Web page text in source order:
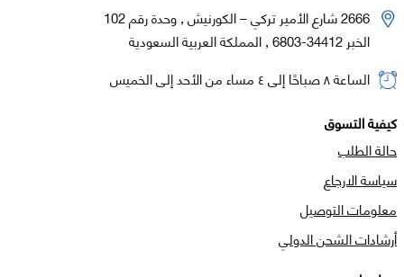
2666 شارع الأمير تركي – الكورنيش , وحدة رقم 102
الخبر 34412-6803 , المملكة العربية السعودية
الساعة ٨ صباحًا إلى ٤ مساء من الأحد إلى الخميس
كيفية التسوق
حالة الطلب
سياسة الارجاع
معلومات التوصيل
أرشادات الشحن الدولي